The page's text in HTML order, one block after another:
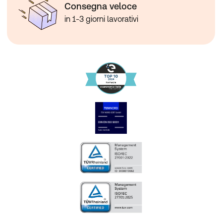
Consegna veloce
in 1-3 giorni lavorativi